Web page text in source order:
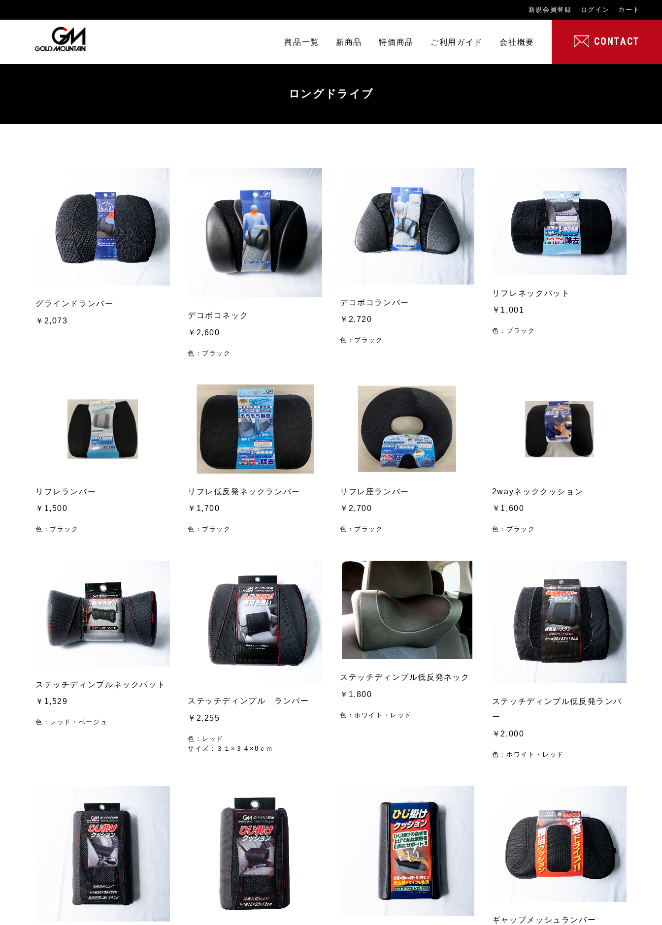
新規会員登録 ログイン カート
商品一覧 新商品 特価商品 ご利用ガイド 会社概要 CONTACT
ロングドライブ
グラインドランバー
￥2,073
デコボコネック
￥2,600
色：ブラック
デコボコランバー
￥2,720
色：ブラック
リフレネックパット
￥1,001
色：ブラック
リフレランバー
￥1,500
色：ブラック
リフレ低反発ネックランバー
￥1,700
色：ブラック
リフレ座ランバー
￥2,700
色：ブラック
2wayネッククッション
￥1,600
色：ブラック
ステッチディンプルネックパット
￥1,529
色：レッド・ベージュ
ステッチディンプル ランバー
￥2,255
色：レッド
サイズ：３１×３４×8ｃｍ
ステッチディンプル低反発ネック
￥1,800
色：ホワイト・レッド
ステッチディンプル低反発ランバ
ー
￥2,000
色：ホワイト・レッド
ギャップメッシュランバー